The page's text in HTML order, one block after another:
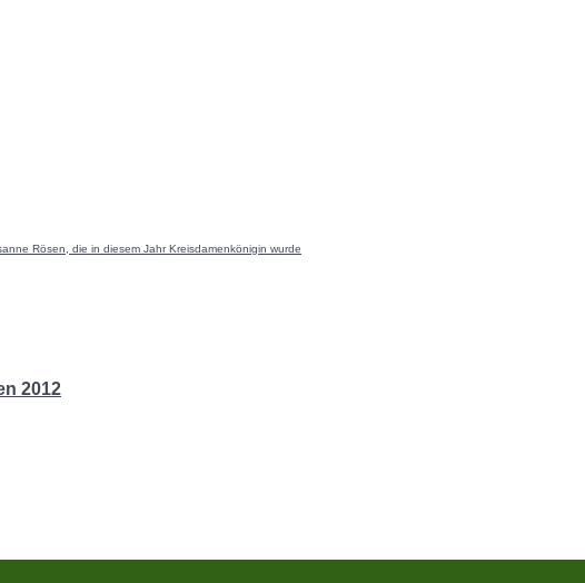
Rösen, die in diesem Jahr Kreisdamenkönigin wurde
2012